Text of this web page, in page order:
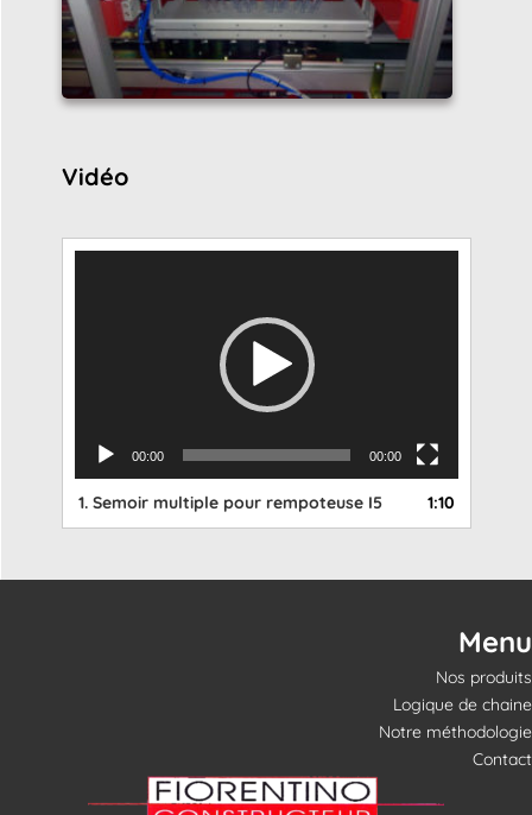
Vidéo
00:00 00:00
1.Semoir multiple pour rempoteuse I5 1:10
Menu
Nos produits
Logique de chaine
Notre méthodologie
Contact